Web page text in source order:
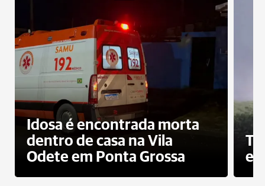
Idosa é encontrada morta
dentro de casa na Vila
Odete em Ponta Grossa
e